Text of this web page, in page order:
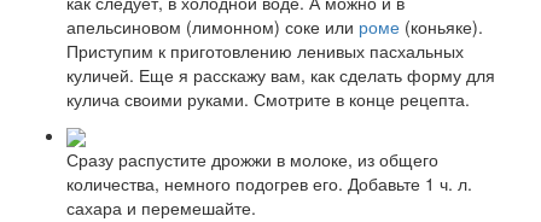
апельсиновом (лимонном) соке или роме (коньяке).
Приступим к приготовлению ленивых пасхальных
куличей. Еще я расскажу вам, как сделать форму для
кулича своими руками. Смотрите в конце рецепта.
Сразу распустите дрожжи в молоке, из общего
количества, немного подогрев его. Добавьте 1 ч. л.
сахара и перемешайте.